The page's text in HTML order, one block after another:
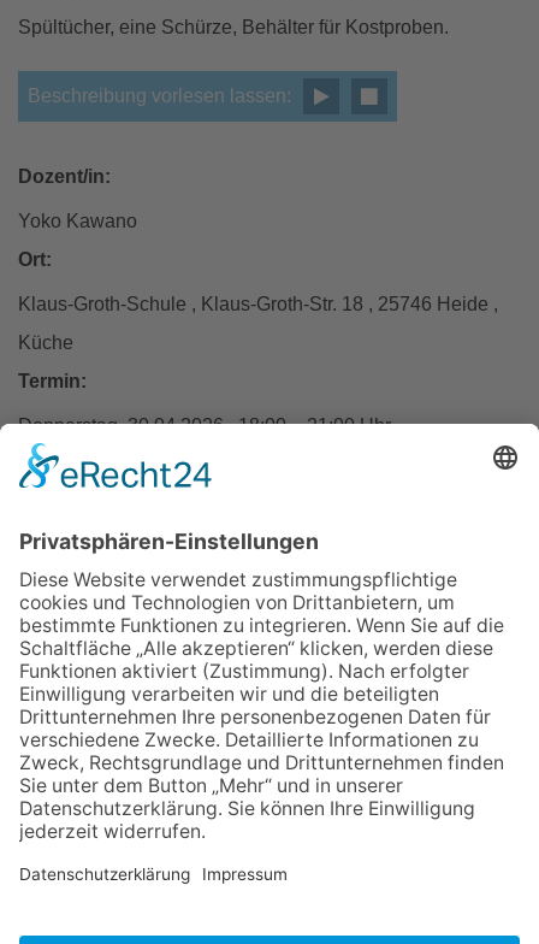
Spültücher, eine Schürze, Behälter für Kostproben.
Beschreibung vorlesen lassen:
Dozent/in:
Yoko Kawano
Ort:
Klaus-Groth-Schule , Klaus-Groth-Str. 18 , 25746 Heide ,
Küche
Termin:
Donnerstag, 30.04.2026 , 18:00 – 21:00 Uhr
Entgelt:53 €
Zurück
Impressum